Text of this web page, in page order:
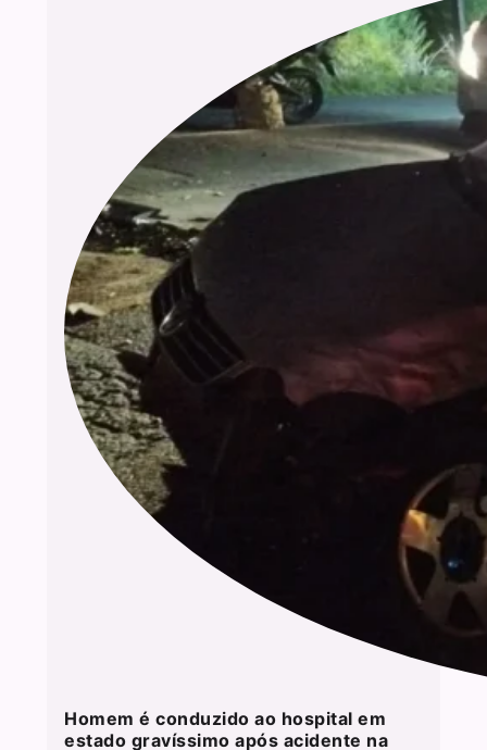
Homem é conduzido ao hospital em
estado gravíssimo após acidente na